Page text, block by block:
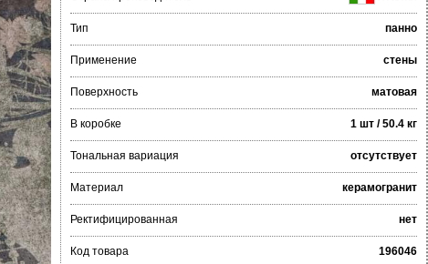
Тип панно
Применение стены
Поверхность матовая
В коробке 1 шт / 50.4 кг
Тональная вариация отсутствует
Материал керамогранит
Ректифицированная нет
Код товара 196046